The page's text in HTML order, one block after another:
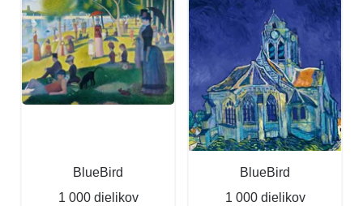
BlueBird
1 000 dielikov
BlueBird
1 000 dielikov